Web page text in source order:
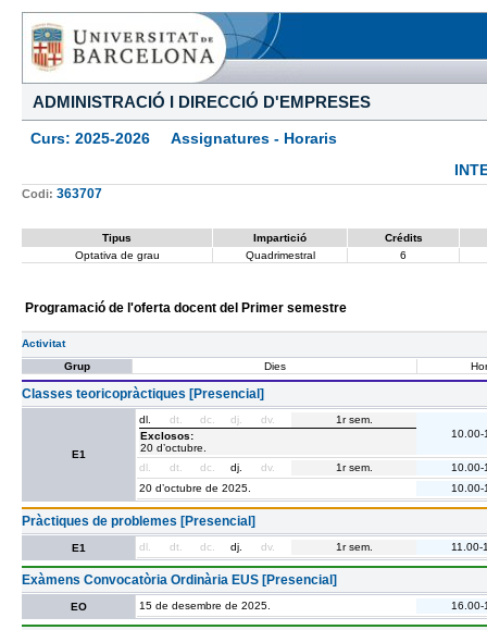
ADMINISTRACIÓ I DIRECCIÓ D'EMPRESES
Curs: 2025-2026 Assignatures - Horaris
Codi: 363707
Tipus Impartició
Crédits
Optativa de grau
Quadrimestral 6
Programació de l'oferta docent del Primer semestre
Activitat
Grup
Dies
Classes teoricopràctiques [Presencial]
E1
dl. dt. dc. dj. dv.
1r sem.
Exclosos:
20 d’octubre.
10.00-
dl. dt. dc. dj. dv. 1r sem.
10.00-
20 d’octubre de 2025.
10.00-
Pràctiques de problemes [Presencial]
E1 dl. dt. dc. dj. dv. 1r sem. 11.00-
Exàmens Convocatòria Ordinària EUS [Presencial]
EO 15 de desembre de 2025. 16.00-